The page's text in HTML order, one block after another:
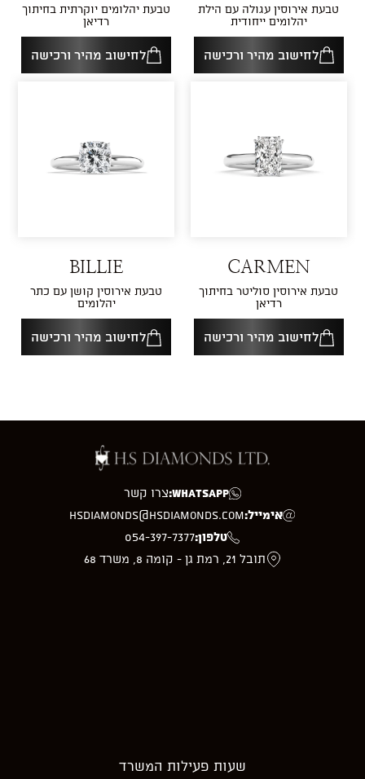
טבעת אירוסין עגולה עם הילת
יהלומים ייחודית
לחישוב מהיר ורכישה
טבעת יהלומים יוקרתית בחיתוך
רדיאן
לחישוב מהיר ורכישה
CARMEN
טבעת אירוסין סוליטר בחיתוך
רדיאן
לחישוב מהיר ורכישה
BILLIE
טבעת אירוסין קושן עם כתר
יהלומים
לחישוב מהיר ורכישה
WhatsApp: צרו קשר
אימייל:hsdiamonds@hsdiamonds.com
טלפון:054-397-7377
תובל 21, רמת גן - קומה 8, משרד 68
שעות פעילות המשרד